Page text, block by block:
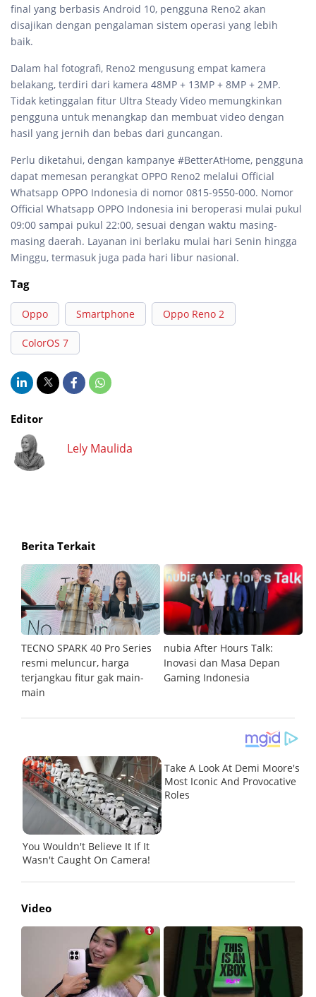
final yang berbasis Android 10, pengguna Reno2 akan
disajikan dengan pengalaman sistem operasi yang lebih
baik.
Dalam hal fotografi, Reno2 mengusung empat kamera
belakang, terdiri dari kamera 48MP + 13MP + 8MP + 2MP.
Tidak ketinggalan fitur Ultra Steady Video memungkinkan
pengguna untuk menangkap dan membuat video dengan
hasil yang jernih dan bebas dari guncangan.
Perlu diketahui, dengan kampanye #BetterAtHome, pengguna
dapat memesan perangkat OPPO Reno2 melalui Official
Whatsapp OPPO Indonesia di nomor 0815-9550-000. Nomor
Official Whatsapp OPPO Indonesia ini beroperasi mulai pukul
09:00 sampai pukul 22:00, sesuai dengan waktu masing-
masing daerah. Layanan ini berlaku mulai hari Senin hingga
Minggu, termasuk juga pada hari libur nasional.
Tag
Oppo Smartphone Oppo Reno 2
ColorOS 7
Editor
Lely Maulida
Berita Terkait
TECNO SPARK 40 Pro Series
resmi meluncur, harga
terjangkau fitur gak main-
main
nubia After Hours Talk:
Inovasi dan Masa Depan
Gaming Indonesia
Video